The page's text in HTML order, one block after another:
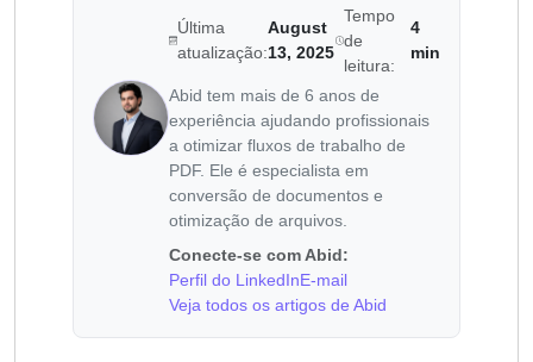
Última
atualização:
August
13, 2025
Tempo
de
leitura:
4
min
Abid tem mais de 6 anos de
experiência ajudando profissionais
a otimizar fluxos de trabalho de
PDF. Ele é especialista em
conversão de documentos e
otimização de arquivos.
Conecte-se com Abid:
Perfil do LinkedInE-mail
Veja todos os artigos de Abid